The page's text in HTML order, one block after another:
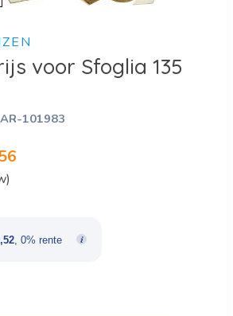
voor Sfoglia 135
101983
€88,56.
, 0% rente